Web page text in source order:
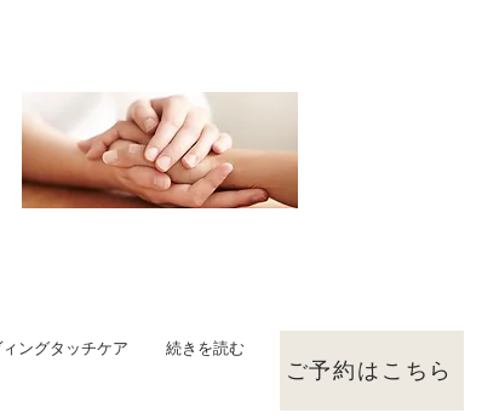
ご予約はこちら
ングタッチケア 続きを読む